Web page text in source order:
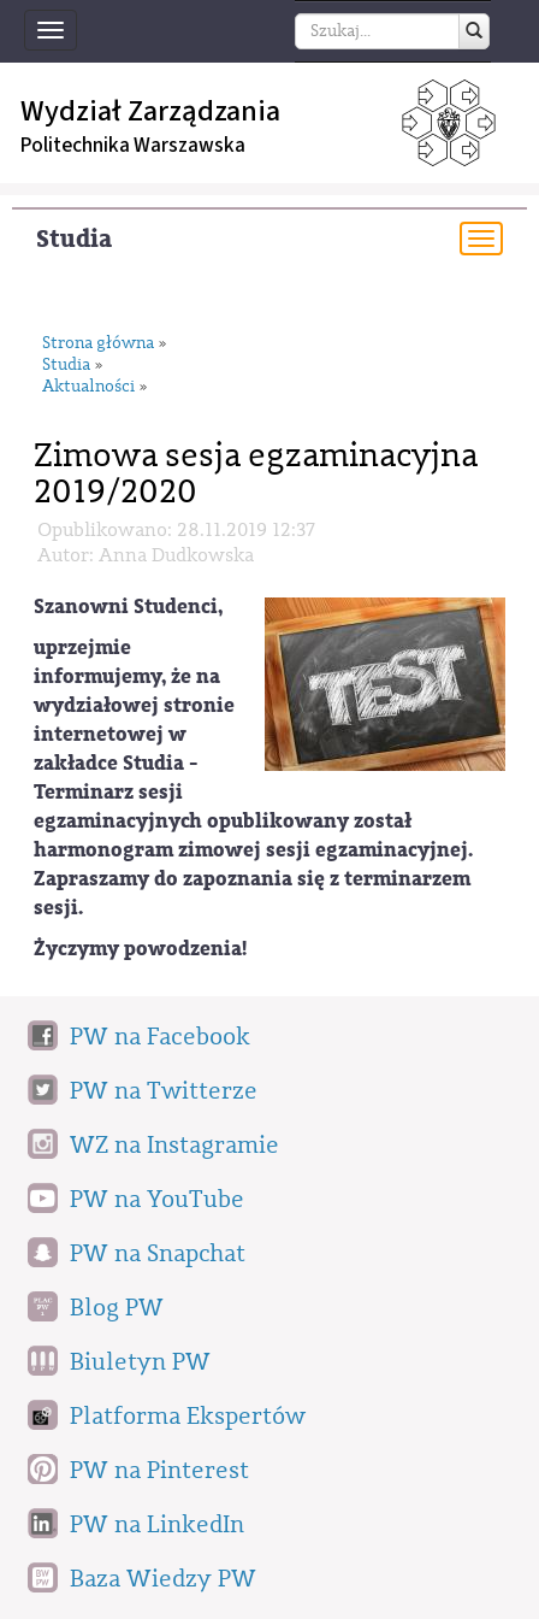
Toggle
navigation
Wydział Zarządzania
Politechnika Warszawska
Studia
Strona główna »
Studia »
Aktualności »
Zimowa sesja egzaminacyjna
2019/2020
Opublikowano: 28.11.2019 12:37
Autor: Anna Dudkowska
Szanowni Studenci,
uprzejmie
informujemy, że na
wydziałowej stronie
internetowej w
zakładce Studia -
Terminarz sesji
egzaminacyjnych opublikowany został
harmonogramzimowej sesji egzaminacyjnej.
Zapraszamy do zapoznania się z terminarzem
sesji.
Życzymy powodzenia!
PW na Facebook
PW na Twitterze
WZ na Instagramie
PW na YouTube
PW na Snapchat
Blog PW
Biuletyn PW
Platforma Ekspertów
PW na Pinterest
PW na LinkedIn
Baza Wiedzy PW